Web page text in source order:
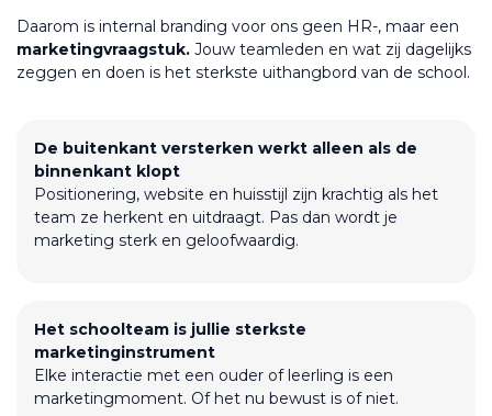
Daarom is internal branding voor ons geen HR-, maar een
marketingvraagstuk. Jouw teamleden en wat zij dagelijks
zeggen en doen is het sterkste uithangbord van de school.
De buitenkant versterken werkt alleen als de
binnenkant klopt
Positionering, website en huisstijl zijn krachtig als het
team ze herkent en uitdraagt. Pas dan wordt je
marketing sterk en geloofwaardig.
Het schoolteam is jullie sterkste
marketinginstrument
Elke interactie met een ouder of leerling is een
marketingmoment. Of het nu bewust is of niet.